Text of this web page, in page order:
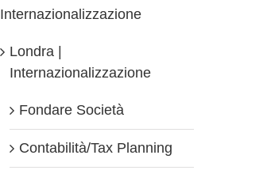
Internazionalizzazione
Londra |
Internazionalizzazione
Fondare Società
Contabilità/Tax Planning